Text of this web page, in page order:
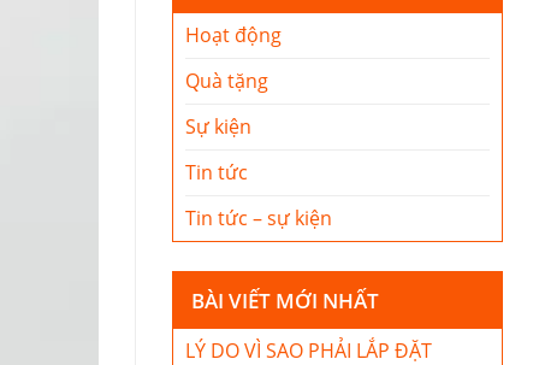
Hoạt động
Quà tặng
Sự kiện
Tin tức
Tin tức – sự kiện
BÀI VIẾT MỚI NHẤT
LÝ DO VÌ SAO PHẢI LẮP ĐẶT